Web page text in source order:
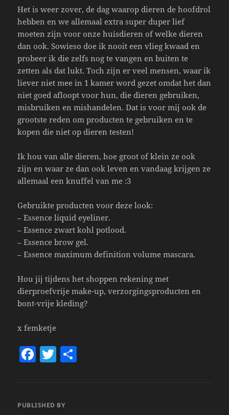
Het is weer zover, de dag waarop dieren de hoofdrol
hebben en we allemaal extra super duper lief
moeten zijn voor onze huisdieren of welke dieren
dan ook. Sowieso doe ik nooit een vlieg kwaad en
probeer ik die zelfs nog te vangen en buiten te
zetten als dat lukt. Toch zijn er veel mensen, waar ik
liever niet mee in 1 kamer word gezet omdat het dan
niet goed afloopt voor hun, die dieren gebruiken,
misbruiken en mishandelen. Dat is voor mij ook de
grootste reden om producten te gebruiken en te
kopen die niet op dieren testen!
Ik hou van alle dieren, hoe groot of klein ze ook
zijn en waar ze dan ook leven en vandaag krijgen ze
allemaal een knuffel van me :3
Gebruikte producten voor deze look:
– Essence liquid eyeliner.
– Essence zwart kohl potlood.
– Essence brow gel.
– Essence maximum definition volume mascara.
Hou jij tijdens het shoppen rekening met
dierproefvrije make-up, verzorgingsproducten en
bont-vrije kleding?
x femketje
F
e
T
er
PUBLISHED BY